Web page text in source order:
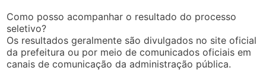
Como posso acompanhar o resultado do processo
seletivo?
Os resultados geralmente são divulgados no site oficial
da prefeitura ou por meio de comunicados oficiais em
canais de comunicação da administração pública.